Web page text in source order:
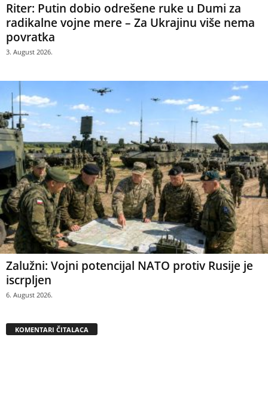
Riter: Putin dobio odrešene ruke u Dumi za
radikalne vojne mere – Za Ukrajinu više nema
povratka
3. August 2026.
Zalužni: Vojni potencijal NATO protiv Rusije je
iscrpljen
6. August 2026.
KOMENTARI ČITALACA